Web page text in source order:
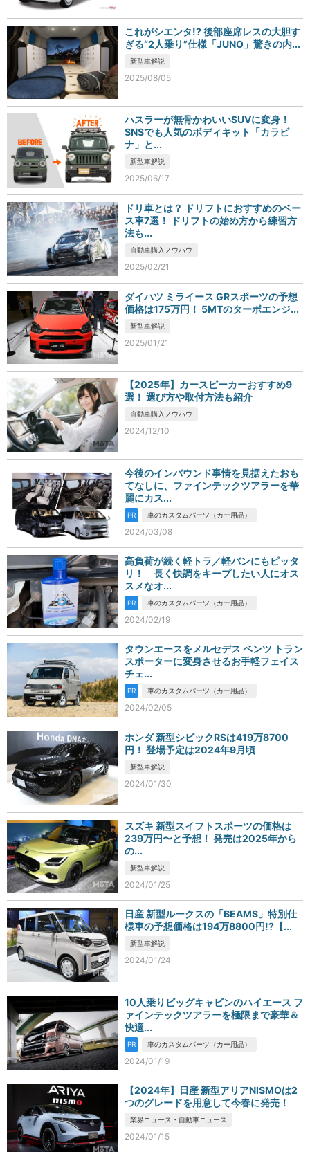
これがシエンタ!? 後部座席レスの大胆す
ぎる“2人乗り”仕様「JUNO」驚きの内...
新型車解説
2025/08/05
ハスラーが無骨かわいいSUVに変身！
SNSでも人気のボディキット「カラビ
ナ」と...
新型車解説
2025/06/17
ドリ車とは？ ドリフトにおすすめのベー
ス車7選！ ドリフトの始め方から練習方
法も...
自動車購入ノウハウ
2025/02/21
ダイハツ ミライース GRスポーツの予想
価格は175万円！ 5MTのターボエンジ...
新型車解説
2025/01/21
【2025年】カースピーカーおすすめ9
選！ 選び方や取付方法も紹介
自動車購入ノウハウ
2024/12/10
今後のインバウンド事情を見据えたおも
てなしに、ファインテックツアラーを華
麗にカス...
PR 車のカスタムパーツ（カー用品）
2024/03/08
高負荷が続く軽トラ／軽バンにもピッタ
リ！ 長く快調をキープしたい人にオス
スメなオ...
PR 車のカスタムパーツ（カー用品）
2024/02/19
タウンエースをメルセデス ベンツ トラン
スポーターに変身させるお手軽フェイス
チェ...
PR 車のカスタムパーツ（カー用品）
2024/02/05
ホンダ 新型シビックRSは419万8700
円！ 登場予定は2024年9月頃
新型車解説
2024/01/30
スズキ 新型スイフトスポーツの価格は
239万円〜と予想！ 発売は2025年から
の...
新型車解説
2024/01/25
日産 新型ルークスの「BEAMS」特別仕
様車の予想価格は194万8800円!?【...
新型車解説
2024/01/24
10人乗りビッグキャビンのハイエース フ
ァインテックツアラーを極限まで豪華＆
快適...
PR 車のカスタムパーツ（カー用品）
2024/01/19
【2024年】日産 新型アリアNISMOは2
つのグレードを用意して今春に発売！
業界ニュース・自動車ニュース
2024/01/15